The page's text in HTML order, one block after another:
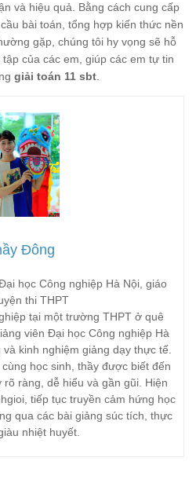
và hiệu quả. Bằng cách cung cấp
bài toán, tổng hợp kiến thức nền
gặp, chúng tôi hy vọng sẽ hỗ
của các em, giúp các em tự tin
giải toán 11 sbt
Đông
học Công nghiệp Hà Nội, giáo
thi THPT
tại một trường THPT ở quê
viên Đại học Công nghiệp Hà
kinh nghiệm giảng dạy thực tế.
học sinh, thầy được biết đến
ràng, dễ hiểu và gần gũi. Hiện
tiếp tục truyền cảm hứng học
qua các bài giảng súc tích, thực
nhiệt huyết.